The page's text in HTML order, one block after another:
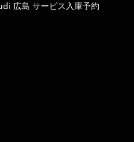
広島 サービス入庫予約